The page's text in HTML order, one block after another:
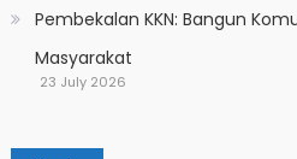
Pembekalan KKN: Bangun
Masyarakat
23 July 2026